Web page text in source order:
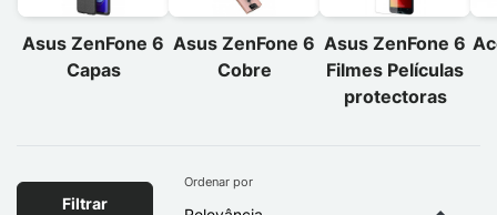
Asus ZenFone 6
Capas
Asus ZenFone 6
Cobre
Asus ZenFone 6
Filmes Películas
protectoras
Filtrar
Ordenar por